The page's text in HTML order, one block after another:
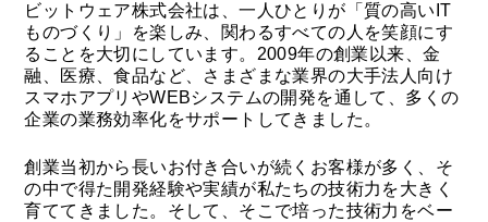
ビットウェア株式会社は、一人ひとりが「質の高いIT
ものづくり」を楽しみ、関わるすべての人を笑顔にす
ることを大切にしています。2009年の創業以来、金
融、医療、食品など、さまざまな業界の大手法人向け
スマホアプリやWEBシステムの開発を通して、多くの
企業の業務効率化をサポートしてきました。
創業当初から長いお付き合いが続くお客様が多く、そ
の中で得た開発経験や実績が私たちの技術力を大きく
育ててきました。そして、そこで培った技術力をベー